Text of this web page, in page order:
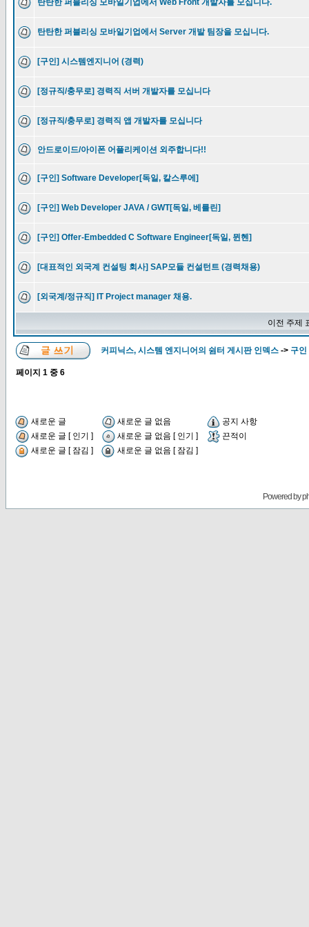
탄탄한 퍼블리싱 모바일기업에서 Web Front 개발자를 모십니다.
탄탄한 퍼블리싱 모바일기업에서 Server 개발 팀장을 모십니다.
[구인] 시스템엔지니어 (경력)
[정규직/충무로] 경력직 서버 개발자를 모십니다
[정규직/충무로] 경력직 앱 개발자를 모십니다
안드로이드/아이폰 어플리케이션 외주합니다!!
[구인] Software Developer[독일, 칼스루에]
[구인] Web Developer JAVA / GWT[독일, 베를린]
[구인] Offer-Embedded C Software Engineer[독일, 뮌헨]
[대표적인 외국계 컨설팅 회사] SAP모듈 컨설턴트 (경력채용)
[외국계/정규직] IT Project manager 채용.
이전 주제
커피닉스, 시스템 엔지니어의 쉼터 게시판 인덱스 -> 구인
페이지 1 중 6
새로운 글 새로운 글 없음
공지 사항
새로운 글 [ 인기 ]
새로운 글 없음 [ 인기 ]
끈적이
새로운 글 [ 잠김 ]
새로운 글 없음 [ 잠김 ]
Powered by